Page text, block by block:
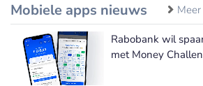
Mobiele apps nieuws
Rabobank wil
met Money